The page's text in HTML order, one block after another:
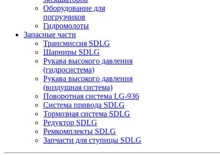
Оборудование для
погрузчиков
Гидромолоты
Запасные части
Трансмиссия SDLG
Шарниры SDLG
Рукава высокого давления
(гидросистема)
Рукава высокого давления
(воздушная система)
Поворотная система LG-936
Система привода SDLG
Тормозная система SDLG
Редуктор SDLG
Ремкомплекты SDLG
Запчасти для ступицы SDLG